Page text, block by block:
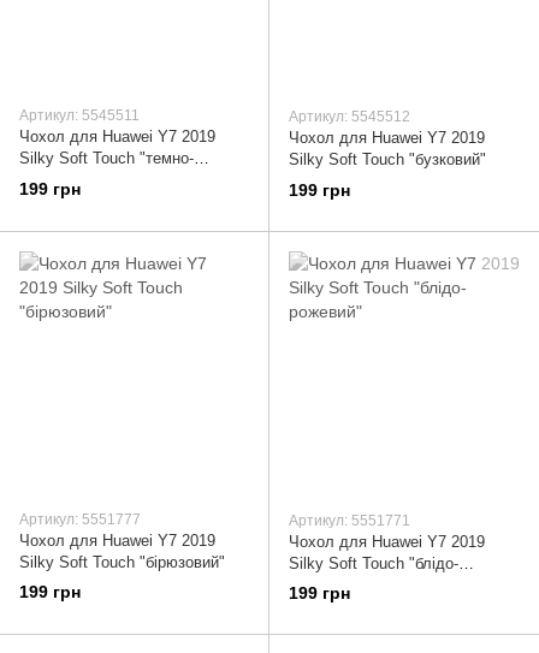
Артикул: 5545511
Чохол для Huawei Y7 2019
Silky Soft Touch "темно-
оливковий"
199 грн
Артикул: 5545512
Чохол для Huawei Y7 2019
Silky Soft Touch "бузковий"
199 грн
Артикул: 5551777
Чохол для Huawei Y7 2019
Silky Soft Touch "бірюзовий"
199 грн
Артикул: 5551771
Чохол для Huawei Y7 2019
Silky Soft Touch "блідо-
рожевий"
199 грн